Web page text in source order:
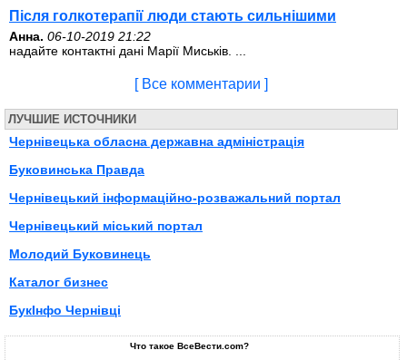
Після голкотерапії люди стають сильнішими
Анна. 06-10-2019 21:22
надайте контактні дані Марії Миськів. ...
[ Все комментарии ]
ЛУЧШИЕ ИСТОЧНИКИ
Чернівецька обласна державна адміністрація
Буковинська Правда
Чернівецький інформаційно-розважальний портал
Чернівецький міський портал
Молодий Буковинець
Каталог бизнес
БукІнфо Чернівці
Что такое ВсеВести.com?